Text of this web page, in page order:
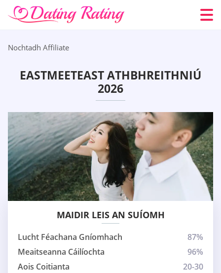
Nochtadh Affiliate
EASTMEETEAST ATHBHREITHNIÚ
2026
MAIDIR LEIS AN SUÍOMH
Lucht Féachana Gníomhach
87%
Meaitseanna Cáilíochta
96%
Aois Coitianta
20-30